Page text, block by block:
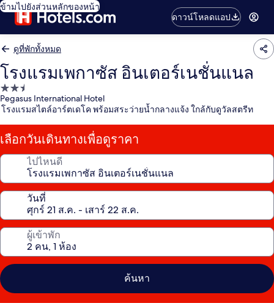
ข้ามไปยังส่วนหลักของหน้า
ดาวน์โหลดแอป
ดูที่พักทั้งหมด
โรงแรมเพกาซัส อินเตอร์เนชั่นแนล
ที่พัก
2.5
Pegasus International Hotel
โรงแรมสไตล์อาร์ตเดโค พร้อมสระว่ายน้ำกลางแจ้ง ใกล้กับดูวัลสตรีท
เลือกวันเดินทางเพื่อดูราคา
ไปไหนดี
วันที่
ผู้เข้าพัก
ค้นหา